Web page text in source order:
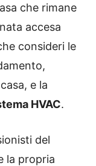
che rimane
accesa
consideri le
e la
HVAC.
del
la propria